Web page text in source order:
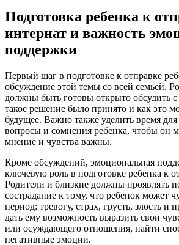
Подготовка ребенка к
интернат и важность
поддержки
Первый шаг в подготовке к отправке
обсуждение этой темы со всей семьей.
должны быть готовы открыто обсудить
такое решение было принято и как это
будущее. Важно также уделить время для
вопросы и сомнения ребенка, чтобы он
мнение и чувства важны.
Кроме обсуждений, эмоциональная
ключевую роль в подготовке ребенка к
Родители и близкие должны проявлять
сострадание к тому, что ребенок может
период: тревогу, страх, грусть, злость
дать ему возможность выразить свои
или осуждающего отношения, найти
негативные эмоции.